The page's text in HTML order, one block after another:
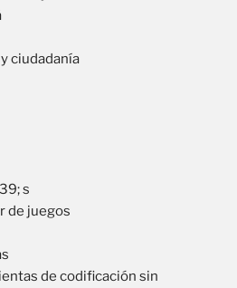
ciudadanía
s
de juegos
de codificación sin